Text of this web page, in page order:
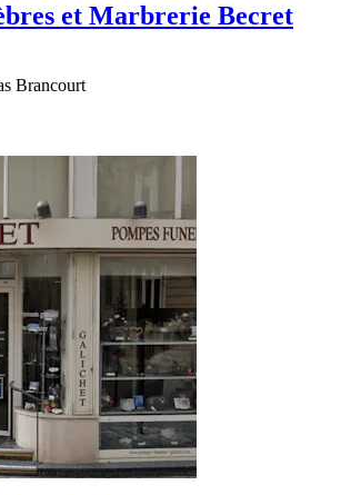
et Marbrerie Becret
Brancourt